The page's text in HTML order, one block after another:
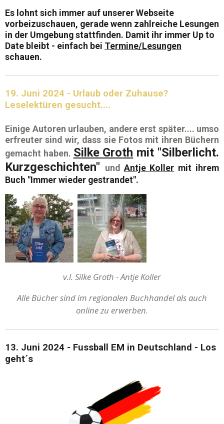
Es lohnt sich immer auf unserer Webseite
vorbeizuschauen, gerade wenn zahlreiche Lesungen
in der Umgebung stattfinden. Damit ihr immer Up to
Date bleibt - einfach bei Termine/Lesungen
schauen.
19. Juni 2024 - Urlaub oder Zuhause?
Leselektüren gesucht....
Einige Autoren urlauben, andere erst später.... umso
erfreuter sind wir, dass sie Fotosmit ihren Büchern
gemacht haben. Silke Groth mit "Silberlicht.
Kurzgeschichten" und Antje Koller mit ihrem
Buch "Immer wieder gestrandet".
v.l. Silke Groth - Antje Koller
Alle Bücher sind im regionalen Buchhandel als auch
online zu erwerben.
13. Juni 2024 - Fussball EM in Deutschland - Los
geht´s